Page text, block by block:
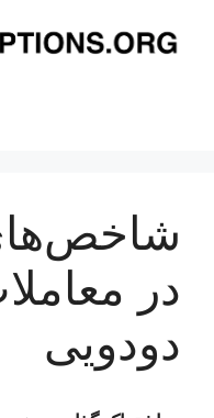
در
دودویی